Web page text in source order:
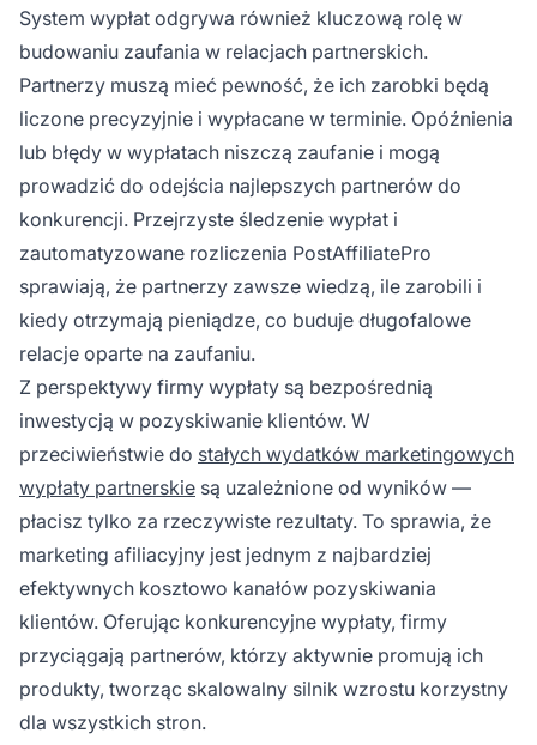
System wypłat odgrywa również kluczową rolę w
budowaniu zaufania w relacjach partnerskich.
Partnerzy muszą mieć pewność, że ich zarobki będą
liczone precyzyjnie i wypłacane w terminie. Opóźnienia
lub błędy w wypłatach niszczą zaufanie i mogą
prowadzić do odejścia najlepszych partnerów do
konkurencji. Przejrzyste śledzenie wypłat i
zautomatyzowane rozliczenia PostAffiliatePro
sprawiają, że partnerzy zawsze wiedzą, ile zarobili i
kiedy otrzymają pieniądze, co buduje długofalowe
relacje oparte na zaufaniu.
Z perspektywy firmy wypłaty są bezpośrednią
inwestycją w pozyskiwanie klientów. W
przeciwieństwie do stałych wydatków marketingowych
wypłaty partnerskie są uzależnione od wyników —
płacisz tylko za rzeczywiste rezultaty. To sprawia, że
marketing afiliacyjny jest jednym z najbardziej
efektywnych kosztowo kanałów pozyskiwania
klientów. Oferując konkurencyjne wypłaty, firmy
przyciągają partnerów, którzy aktywnie promują ich
produkty, tworząc skalowalny silnik wzrostu korzystny
dla wszystkich stron.